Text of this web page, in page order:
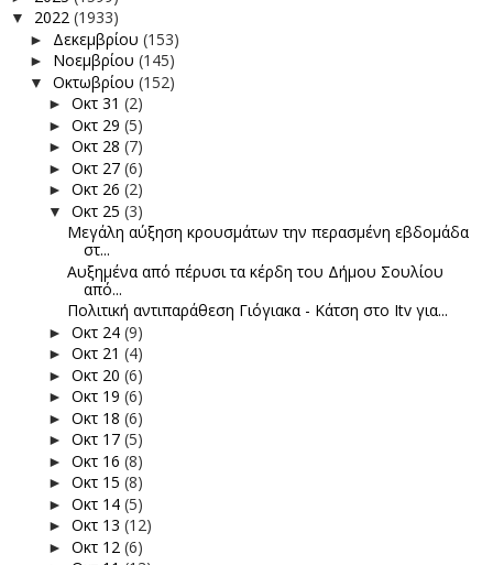
▼ 2022 (1933)
► Δεκεμβρίου (153)
► Νοεμβρίου (145)
▼ Οκτωβρίου (152)
► Οκτ 31 (2)
► Οκτ 29 (5)
► Οκτ 28 (7)
► Οκτ 27 (6)
► Οκτ 26 (2)
▼ Οκτ 25 (3)
Μεγάλη αύξηση κρουσμάτων την περασμένη εβδομάδα
στ...
Αυξημένα από πέρυσι τα κέρδη του Δήμου Σουλίου
από...
Πολιτική αντιπαράθεση Γιόγιακα - Κάτση στο Itv για...
► Οκτ 24 (9)
► Οκτ 21 (4)
► Οκτ 20 (6)
► Οκτ 19 (6)
► Οκτ 18 (6)
► Οκτ 17 (5)
► Οκτ 16 (8)
► Οκτ 15 (8)
► Οκτ 14 (5)
► Οκτ 13 (12)
► Οκτ 12 (6)